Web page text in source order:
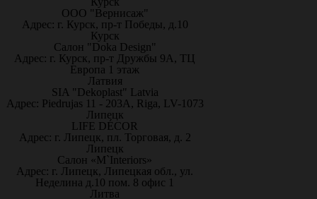
ООО "Вернисаж"
Адрес: г. Курск, пр-т Победы, д.10
Курск
Салон "Doka Design"
Адрес: г. Курск, пр-т Дружбы 9А, ТЦ
Европа 1 этаж
Латвия
SIA "Dekoplast" Latvia
Адрес: Piedrujas 11 - 203A, Riga, LV-1073
Липецк
LIFE DÉCOR
Адрес: г. Липецк, пл. Торговая, д. 2
Липецк
Салон «M`Interiors»
Адрес: г. Липецк, Липецкая обл., ул.
Неделина д.10 пом. 8 офис 1
Литва